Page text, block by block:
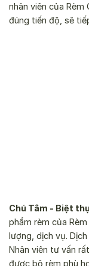
nhân viên của Rèm
đúng tiến độ, sẽ
Chú Tâm - Biệt
phẩm rèm của
lượng, dịch vụ.
Nhân viên tư vấn
được bộ rèm phù